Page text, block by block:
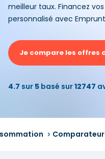
meilleur taux. Financez
personnalisé avec
Je compare les offres
4.7 sur 5 basé sur12747